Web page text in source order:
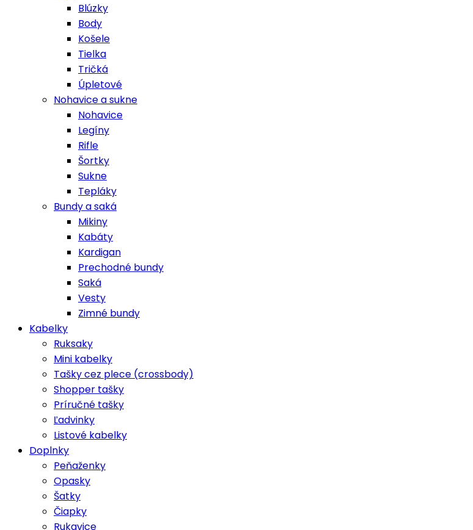
Blúzky
Body
Košele
Tielka
Tričká
Úpletové
Nohavice a sukne
Nohavice
Legíny
Rifle
Šortky
Sukne
Tepláky
Bundy a saká
Mikiny
Kabáty
Kardigan
Prechodné bundy
Saká
Vesty
Zimné bundy
Kabelky
Ruksaky
Mini kabelky
Tašky cez plece (crossbody)
Shopper tašky
Príručné tašky
Ľadvinky
Listové kabelky
Doplnky
Peňaženky
Opasky
Šatky
Čiapky
Rukavice